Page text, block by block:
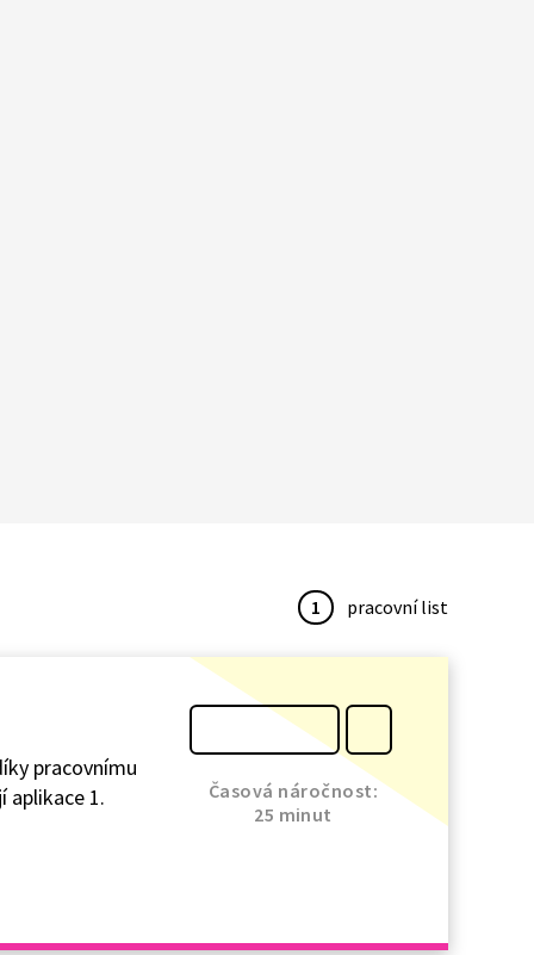
1 pracovní list
pracovnímu
aplikace 1.
Časová náročnost:
25 minut